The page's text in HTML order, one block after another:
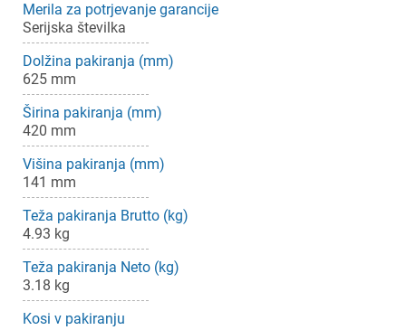
Merila za potrjevanje garancije
Serijska številka
Dolžina pakiranja (mm)
625 mm
Širina pakiranja (mm)
420 mm
Višina pakiranja (mm)
141 mm
Teža pakiranja Brutto (kg)
4.93 kg
Teža pakiranja Neto (kg)
3.18 kg
Kosi v pakiranju